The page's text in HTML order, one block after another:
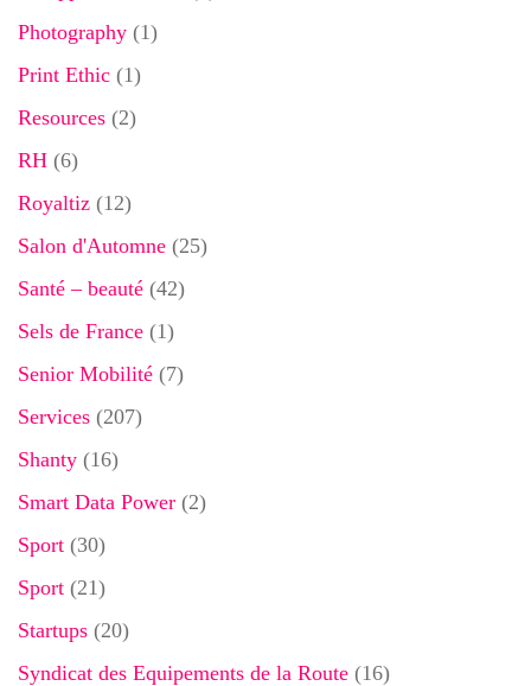
Photography (1)
Print Ethic (1)
Resources (2)
RH (6)
Royaltiz (12)
Salon d'Automne (25)
Santé – beauté (42)
Sels de France (1)
Senior Mobilité (7)
Services (207)
Shanty (16)
Smart Data Power (2)
Sport (30)
Sport (21)
Startups (20)
Syndicat des Equipements de la Route (16)